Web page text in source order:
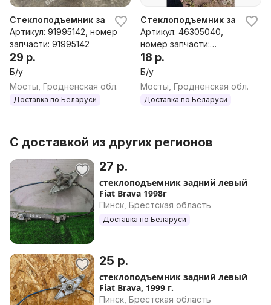
Стеклоподъемник задний левый к Fiat Brava
Артикул: 91995142, номер
запчасти: 91995142
29 р.
Б/у
Мосты, Гродненская обл.
Доставка по Беларуси
Стеклоподъемник задний
Артикул: 46305040,
номер запчасти:
46305040
18 р.
Б/у
Мосты, Гродненская обл.
Доставка по Беларуси
С доставкой из других регионов
27 р.
стеклоподъемник задний левый
Fiat Brava 1998г
Пинск, Брестская область
Доставка по Беларуси
25 р.
стеклоподъемник задний левый
Fiat Brava, 1999 г.
Пинск, Брестская область